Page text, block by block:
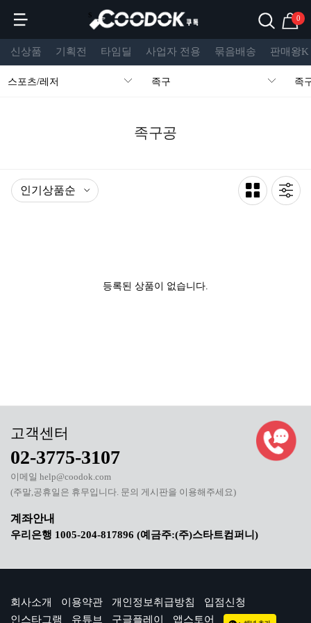
s 0
신상품 기획전 타임딜 사업자 전용 묶음배송 판매왕K
스포츠/레저 족구 족
족구공
등록된 상품이 없습니다.
02-3775-3107
이메일 help@coodok.com
(주말,공휴일은 휴무입니다. 문의 게시판을 이용해주세요)
우리은행 1005-204-817896 (예금주:(주)스타트컴퍼니)
회사소개 이용약관 개인정보취급방침
입점신청
인스타그램
유튜브 구글플레이 앱스토어